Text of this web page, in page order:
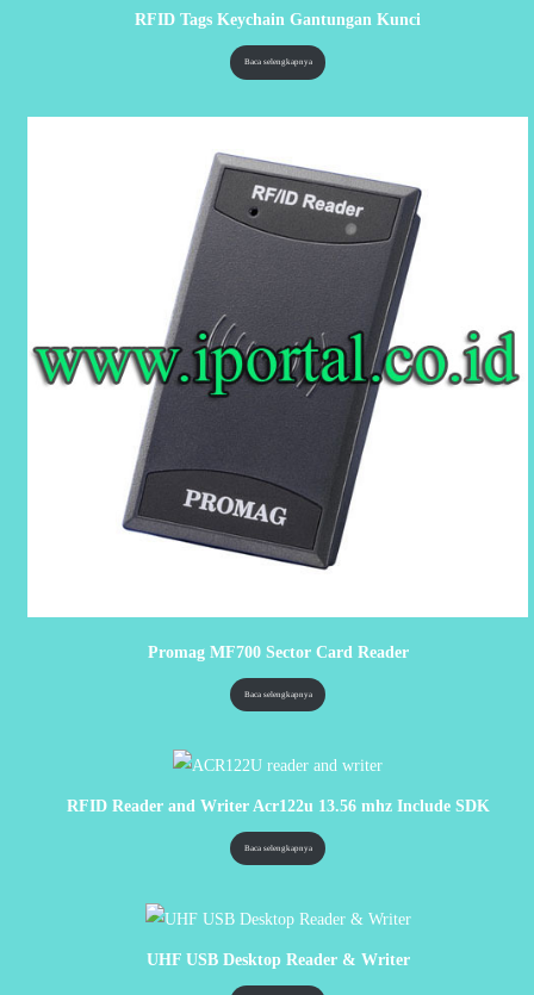
RFID Tags Keychain Gantungan Kunci
Baca selengkapnya
Promag MF700 Sector Card Reader
Baca selengkapnya
RFID Reader and Writer Acr122u 13.56 mhz Include SDK
Baca selengkapnya
UHF USB Desktop Reader & Writer